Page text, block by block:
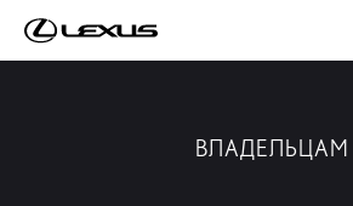
ВЛАДЕЛЬЦАМ